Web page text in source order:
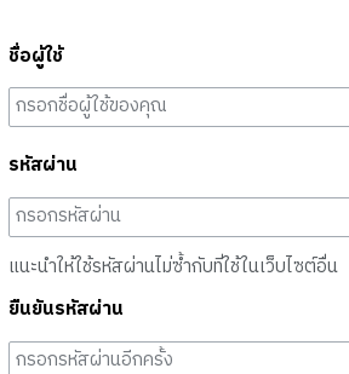
ชื่อผู้ใช้
รหัสผ่าน
แนะนำให้ใช้รหัสผ่านไม่ซ้ำกับที่ใช้ในเว็บไซต์อื่น
ยืนยันรหัสผ่าน